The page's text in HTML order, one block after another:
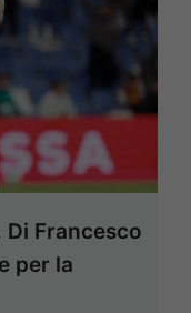
Francesco
per la